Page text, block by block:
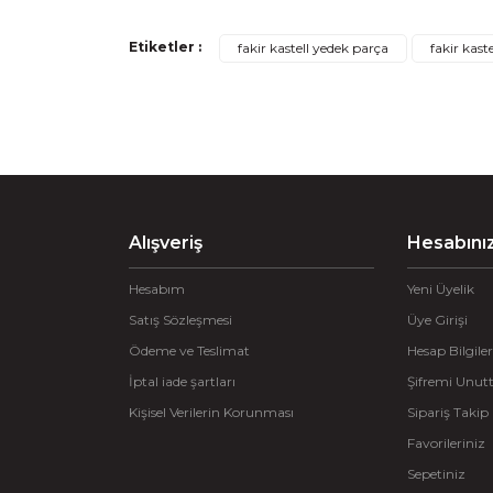
Görüş ve önerileriniz için teşekkür ederiz.
Ürün fiyatı diğer sitelerden daha pahalı.
Etiketler : fakir kastell yedek parça fakir
Alışveriş
Hesabım
Satış Sözleşmesi
Ödeme ve Teslimat
İptal iade şartları
Kişisel Verilerin Korunması
Yeni Üyelik
Üye Girişi
Hesap
Şifremi
Sipariş Takip
Favorileriniz
Sepetiniz